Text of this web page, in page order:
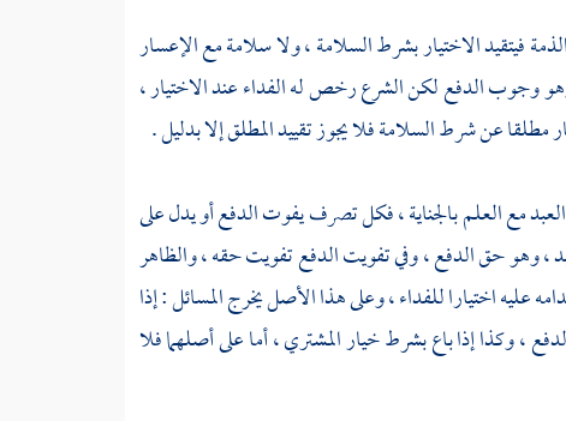
فيتقيد الاختيار بشرط السلامة ، ولا سلامة مع الإعسار
وهو وجوب الدفع لكن الشرع رخص له الفداء عند الاختيار ،
مطلقا عن شرط السلامة فلا يجوز تقييد المطلق إلا بدليل .
مع العلم بالجناية ، فكل تصرف يفوت الدفع أو يدل على
، وهو حق الدفع ، وفي تفويت الدفع تفويت حقه ، والظاهر
عليه اختيارا للفداء ، وعلى هذا الأصل يخرج المسائل : إذا
، وكذا إذا باع بشرط خيار المشتري ، أما على أصلهما فلا